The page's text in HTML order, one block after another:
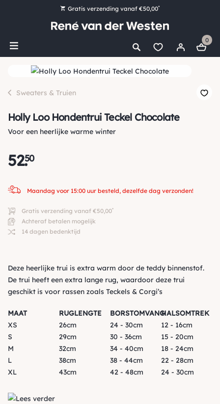
Gratis verzending vanaf €50,00*
Bestel nu, betaal later met Klarna
Ruim 16.000 artikelen op voorraad
0
Sweaters & Truien
Holly Loo Hondentrui Teckel Chocolate
Voor een heerlijke warme winter
52.
50
Maandag voor 15:00 uur besteld, dezelfde dag verzonden!
Gratis verzending vanaf €50,00*
Achteraf betalen mogelijk
14 dagen bedenktijd
Deze heerlijke trui is extra warm door de teddy binnenstof.
De trui heeft een extra lange rug, waardoor deze trui
geschikt is voor rassen zoals Teckels & Corgi’s
MAAT RUGLENGTE BORSTOMVANGHALSOMTREK
XS
26cm 24 - 30cm
12 - 16cm
S
29cm 30 - 36cm
15 - 20cm
M
32cm 34 - 40cm
18 - 24cm
L
38cm 38 - 44cm
22 - 28cm
XL
43cm 42 - 48cm 24 - 30cm
Lees verder